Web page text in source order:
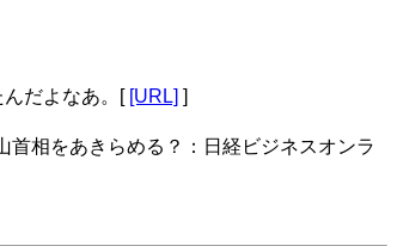
だよなあ。[ [URL] ]
相をあきらめる？：日経ビジネスオンラ